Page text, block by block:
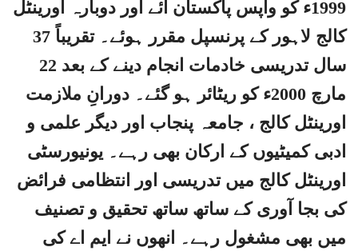
1999ء کو واپس پاکستان آئے اور دوبارہ اورینٹل
کالج لاہور کے پرنسپل مقرر ہوئے۔ تقریباً 37
سال تدریسی خادمات انجام دینے کے بعد 22
مارچ 2000ء کو ریٹائر ہو گئے۔ دورانِ ملازمت
اورینٹل کالج ، جامعہ پنجاب اور دیگر علمی و
ادبی کمیٹیوں کے ارکان بھی رہے۔ یونیورسٹی
اورینٹل کالج میں تدریسی اور انتظامی فرائض
کی بجا آوری کے ساتھ ساتھ تحقیق و تصنیف
میں بھی مشغول رہے۔ انھوں نے ایم اے کی